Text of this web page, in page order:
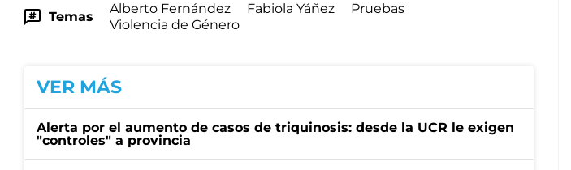
Temas
Alberto Fernández Fabiola Yáñez
Pruebas
Violencia de Género
VER MÁS
Alerta por el aumento de casos de triquinosis: desde la UCR le exigen
"controles" a provincia